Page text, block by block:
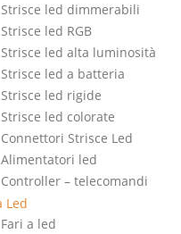
Strisce led dimmerabili
Strisce led RGB
Strisce led alta luminosità
Strisce led a batteria
Strisce led rigide
Strisce led colorate
Connettori Strisce Led
Alimentatori led
Controller – telecomandi
Led
Fari a led